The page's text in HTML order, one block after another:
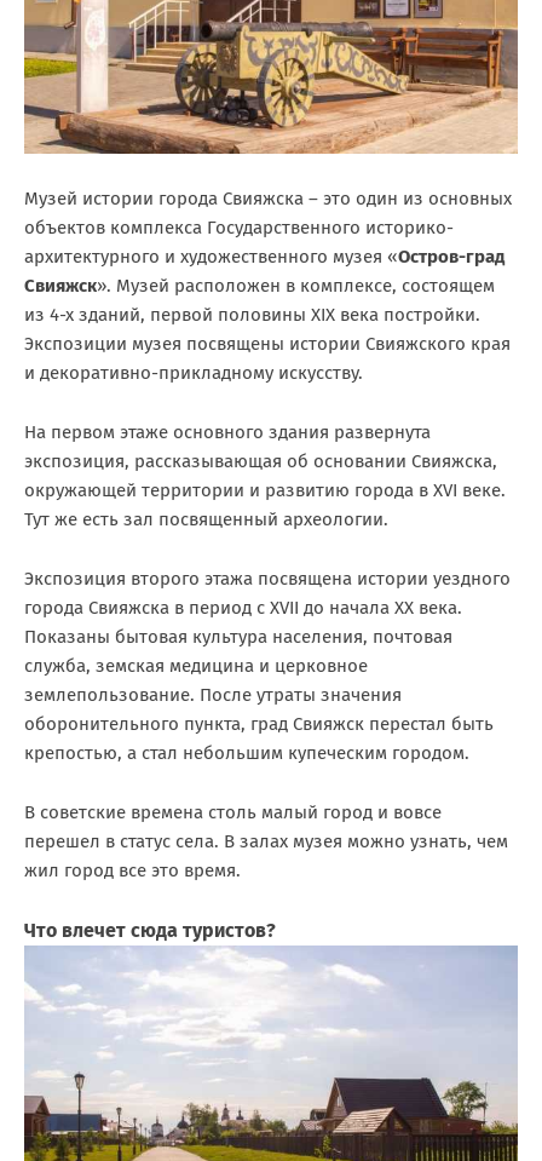
Музей истории города Свияжска – это один из основных
объектов комплекса Государственного историко-
архитектурного и художественного музея «Остров-град
Свияжск». Музей расположен в комплексе, состоящем
из 4-х зданий, первой половины XIX века постройки.
Экспозиции музея посвящены истории Свияжского края
и декоративно-прикладному искусству.
На первом этаже основного здания развернута
экспозиция, рассказывающая об основании Свияжска,
окружающей территории и развитию города в XVI веке.
Тут же есть зал посвященный археологии.
Экспозиция второго этажа посвящена истории уездного
города Свияжска в период с XVII до начала XX века.
Показаны бытовая культура населения, почтовая
служба, земская медицина и церковное
землепользование. После утраты значения
оборонительного пункта, град Свияжск перестал быть
крепостью, а стал небольшим купеческим городом.
В советские времена столь малый город и вовсе
перешел в статус села. В залах музея можно узнать, чем
жил город все это время.
Что влечет сюда туристов?